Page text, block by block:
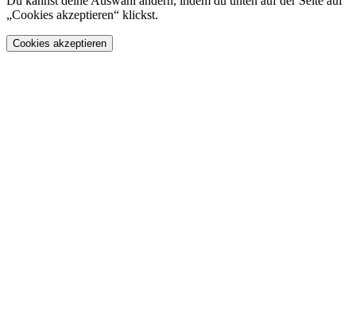
„Cookies akzeptieren“ klickst.
Cookies akzeptieren